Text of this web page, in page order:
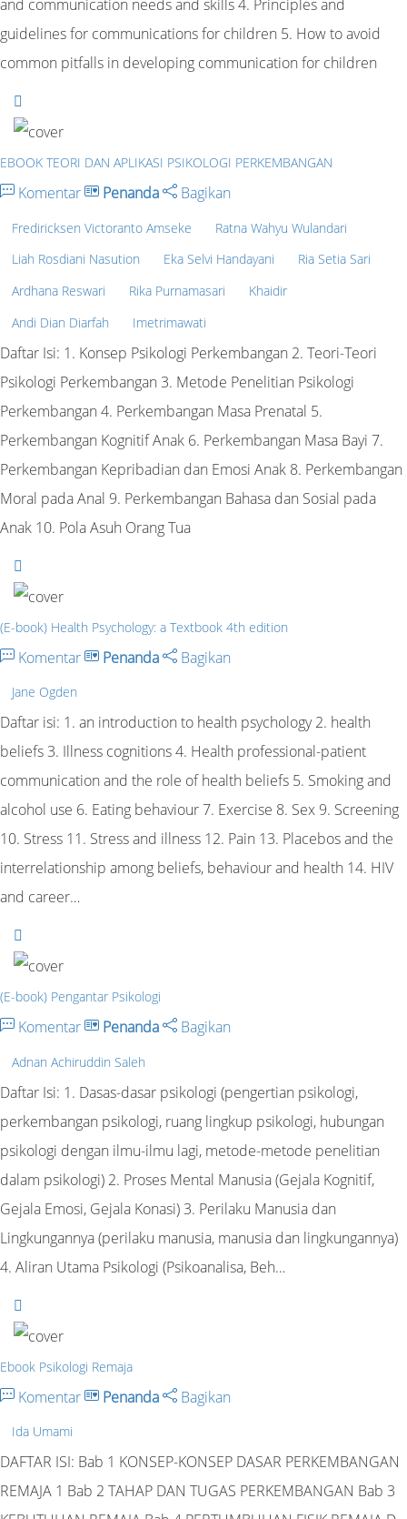
and communication needs and skills 4. Principles and
guidelines for communications for children 5. How to avoid
common pitfalls in developing communication for children
EBOOK TEORI DAN APLIKASI PSIKOLOGI PERKEMBANGAN
Komentar Penanda Bagikan
Frediricksen Victoranto Amseke
Ratna Wahyu Wulandari
Liah Rosdiani Nasution
Eka Selvi Handayani
Ria Setia Sari
Ardhana Reswari
Rika Purnamasari
Khaidir
Andi Dian Diarfah
Imetrimawati
Daftar Isi: 1. Konsep Psikologi Perkembangan 2. Teori-Teori
Psikologi Perkembangan 3. Metode Penelitian Psikologi
Perkembangan 4. Perkembangan Masa Prenatal 5.
Perkembangan Kognitif Anak 6. Perkembangan Masa Bayi 7.
Perkembangan Kepribadian dan Emosi Anak 8. Perkembangan
Moral pada Anal 9. Perkembangan Bahasa dan Sosial pada
Anak 10. Pola Asuh Orang Tua
(E-book) Health Psychology: a Textbook 4th edition
Komentar Penanda Bagikan
Jane Ogden
Daftar isi: 1. an introduction to health psychology 2. health
beliefs 3. Illness cognitions 4. Health professional-patient
communication and the role of health beliefs 5. Smoking and
alcohol use 6. Eating behaviour 7. Exercise 8. Sex 9. Screening
10. Stress 11. Stress and illness 12. Pain 13. Placebos and the
interrelationship among beliefs, behaviour and health 14. HIV
and career…
(E-book) Pengantar Psikologi
Komentar Penanda Bagikan
Adnan Achiruddin Saleh
Daftar Isi: 1. Dasas-dasar psikologi (pengertian psikologi,
perkembangan psikologi, ruang lingkup psikologi, hubungan
psikologi dengan ilmu-ilmu lagi, metode-metode penelitian
dalam psikologi) 2. Proses Mental Manusia (Gejala Kognitif,
Gejala Emosi, Gejala Konasi) 3. Perilaku Manusia dan
Lingkungannya (perilaku manusia, manusia dan lingkungannya)
4. Aliran Utama Psikologi (Psikoanalisa, Beh…
Ebook Psikologi Remaja
Komentar Penanda Bagikan
Ida Umami
DAFTAR ISI: Bab 1 KONSEP-KONSEP DASAR PERKEMBANGAN
REMAJA 1 Bab 2 TAHAP DAN TUGAS PERKEMBANGAN Bab 3